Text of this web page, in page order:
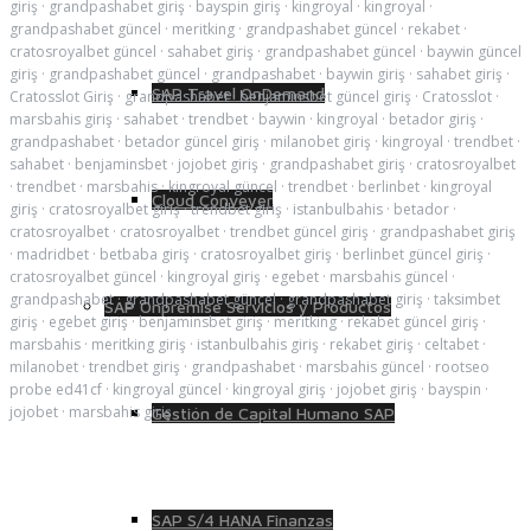
SAP Travel OnDemand
Cloud Conveyer
SAP Onpremise Servicios y Productos
Gestión de Capital Humano SAP
SAP S/4 HANA Finanzas
giriş · grandpashabet giriş · bayspin giriş · kingroyal · kingroyal ·
grandpashabet güncel · meritking · grandpashabet güncel · rekabet ·
cratosroyalbet güncel · sahabet giriş · grandpashabet güncel · baywin güncel
giriş · grandpashabet güncel · grandpashabet · baywin giriş · sahabet giriş ·
Cratosslot Giriş · grandpashabet·benjaminsbet güncel giriş · Cratosslot ·
marsbahis giriş · sahabet · trendbet · baywin · kingroyal · betador giriş ·
grandpashabet · betador güncel giriş · milanobet giriş · kingroyal · trendbet ·
sahabet · benjaminsbet · jojobet giriş · grandpashabet giriş · cratosroyalbet
· trendbet · marsbahis·kingroyal güncel · trendbet · berlinbet · kingroyal
giriş · cratosroyalbet giriş·trendbet giriş · istanbulbahis · betador ·
cratosroyalbet · cratosroyalbet · trendbet güncel giriş · grandpashabet giriş
· madridbet · betbaba giriş · cratosroyalbet giriş · berlinbet güncel giriş ·
cratosroyalbet güncel · kingroyal giriş · egebet · marsbahis güncel ·
grandpashabet·grandpashabet güncel·grandpashabet giriş · taksimbet
giriş · egebet giriş·benjaminsbet giriş·meritking·rekabet güncel giriş ·
marsbahis · meritking giriş · istanbulbahis giriş · rekabet giriş · celtabet ·
milanobet · trendbet giriş · grandpashabet · marsbahis güncel · rootseo
probe ed41cf · kingroyal güncel · kingroyal giriş · jojobet giriş · bayspin ·
jojobet · marsbahis giriş